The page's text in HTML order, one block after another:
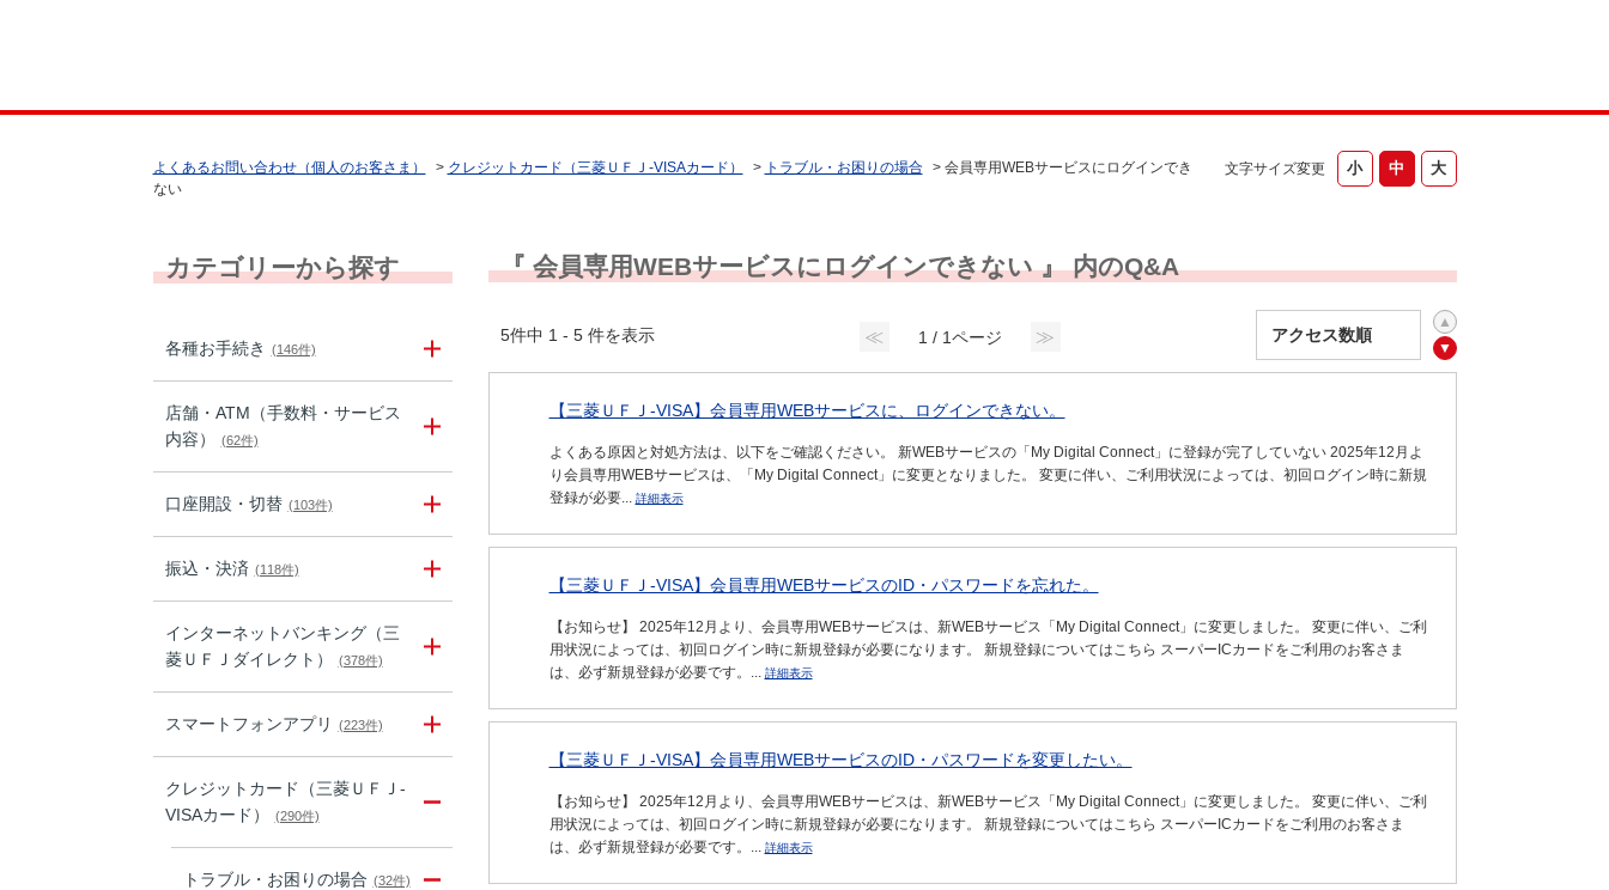
文字サイズ変更
よくあるお問い合わせ（個人のお客さま） > クレジットカード（三菱ＵＦＪ-VISAカード） > トラブル・お困りの場合 > 会員専用WEBサービスにログインでき
ない
カテゴリーから探す
各種お手続き (146件)
店舗・ATM（手数料・サービス
内容）
(62件)
口座開設・切替 (103件)
振込・決済 (118件)
インターネットバンキング（三
菱ＵＦＪダイレクト）
(378件)
スマートフォンアプリ (223件)
クレジットカード（三菱ＵＦＪ-
VISAカード）
(290件)
トラブル・お困りの場合 (32件)
『 会員専用WEBサービスにログインできない 』 内のQ&A
5件中 1 - 5 件を表示 ≪ 1 / 1ページ ≫
【三菱ＵＦＪ-VISA】会員専用WEBサービスに、ログインできない。
よくある原因と対処方法は、以下をご確認ください。 新WEBサービスの「My Digital Connect」に登録が完了していない 2025年12月よ
り会員専用WEBサービスは、「My Digital Connect」に変更となりました。 変更に伴い、ご利用状況によっては、初回ログイン時に新規
登録が必要... 詳細表示
【三菱ＵＦＪ-VISA】会員専用WEBサービスのID・パスワードを忘れた。
【お知らせ】 2025年12月より、会員専用WEBサービスは、新WEBサービス「My Digital Connect」に変更しました。 変更に伴い、ご利
用状況によっては、初回ログイン時に新規登録が必要になります。 新規登録についてはこちら スーパーICカードをご利用のお客さま
は、必ず新規登録が必要です。... 詳細表示
【三菱ＵＦＪ-VISA】会員専用WEBサービスのID・パスワードを変更したい。
【お知らせ】 2025年12月より、会員専用WEBサービスは、新WEBサービス「My Digital Connect」に変更しました。 変更に伴い、ご利
用状況によっては、初回ログイン時に新規登録が必要になります。 新規登録についてはこちら スーパーICカードをご利用のお客さま
は、必ず新規登録が必要です。... 詳細表示